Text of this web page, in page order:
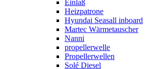
Einlaß
Heizpatrone
Hyundai Seasall inboard
Martec Wärmetauscher
Nanni
propellerwelle
Propellerwellen
Solé Diesel